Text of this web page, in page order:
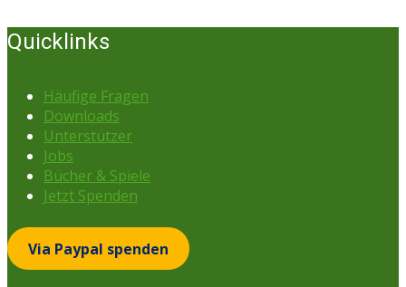
Quicklinks
Häufige Fragen
Downloads
Unterstützer
Jobs
Bücher & Spiele
Jetzt Spenden
Via Paypal spenden